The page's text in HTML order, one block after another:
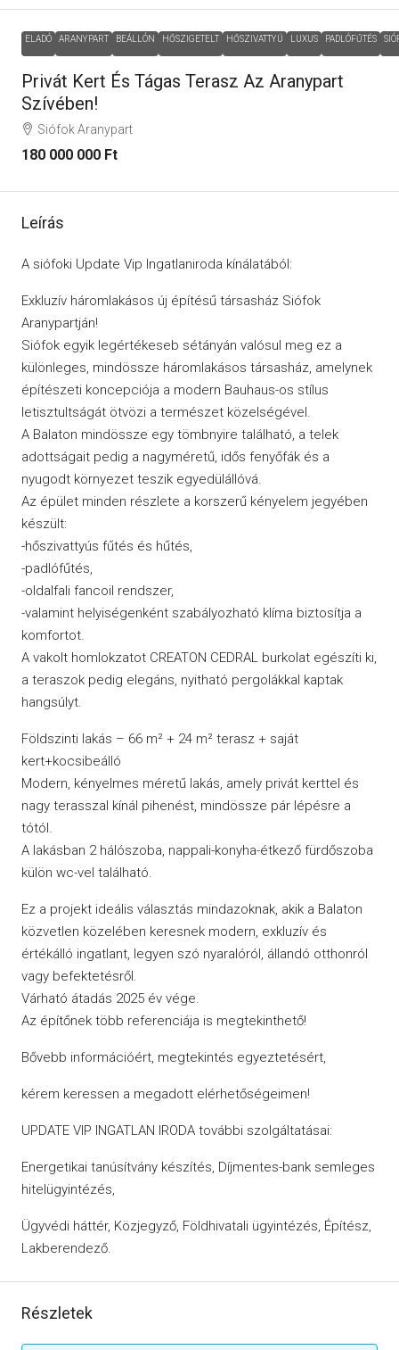
ELADÓ ARANYPART BEÁLLÓN HŐSZIGETELT HŐSZIVATTYÚ LUXUS PADLÓFŰTÉS
Privát Kert És Tágas Terasz Az Aranypart
Szívében!
Siófok Aranypart
180 000 000 Ft
Leírás
A siófoki Update Vip Ingatlaniroda kínálatából:
Exkluzív háromlakásos új építésű társasház Siófok
Aranypartján!
Siófok egyik legértékeseb sétányán valósul meg ez a
különleges, mindössze háromlakásos társasház, amelynek
építészeti koncepciója a modern Bauhaus-os stílus
letisztultságát ötvözi a természet közelségével.
A Balaton mindössze egy tömbnyire található, a telek
adottságait pedig a nagyméretű, idős fenyőfák és a
nyugodt környezet teszik egyedülállóvá.
Az épület minden részlete a korszerű kényelem jegyében
készült:
-hőszivattyús fűtés és hűtés,
-padlófűtés,
-oldalfali fancoil rendszer,
-valamint helyiségenként szabályozható klíma biztosítja a
komfortot.
A vakolt homlokzatot CREATON CEDRAL burkolat egészíti ki,
a teraszok pedig elegáns, nyitható pergolákkal kaptak
hangsúlyt.
Földszinti lakás – 66 m² + 24 m² terasz + saját
kert+kocsibeálló
Modern, kényelmes méretű lakás, amely privát kerttel és
nagy terasszal kínál pihenést, mindössze pár lépésre a
tótól.
A lakásban 2 hálószoba, nappali-konyha-étkező fürdőszoba
külön wc-vel található.
Ez a projekt ideális választás mindazoknak, akik a Balaton
közvetlen közelében keresnek modern, exkluzív és
értékálló ingatlant, legyen szó nyaralóról, állandó otthonról
vagy befektetésről.
Várható átadás 2025 év vége.
Az építőnek több referenciája is megtekinthető!
Bővebb információért, megtekintés egyeztetésért,
kérem keressen a megadott elérhetőségeimen!
UPDATE VIP INGATLAN IRODA további szolgáltatásai:
Energetikai tanúsítvány készítés, Díjmentes-bank semleges
hitelügyintézés,
Ügyvédi háttér, Közjegyző, Földhivatali ügyintézés, Építész,
Lakberendező.
Részletek